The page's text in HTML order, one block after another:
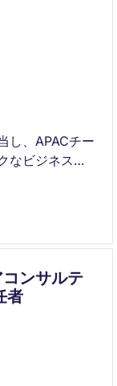
し、APACチー
なビジネスコ
ムアップグ
トまで主導
ンサルテ
者